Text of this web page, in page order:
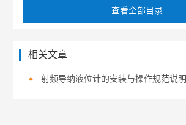
查看全部目录
相关文章
射频导纳液位计的安装与操作规范说明